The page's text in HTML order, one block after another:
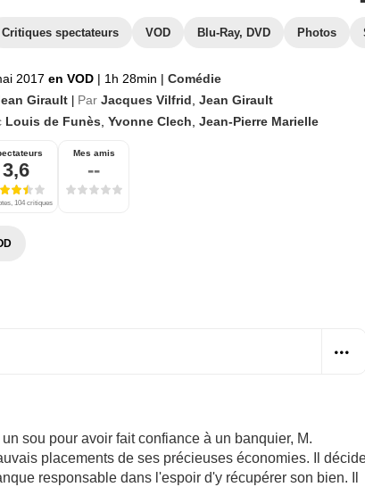
Critiques spectateurs VOD Blu-Ray, DVD Photos
2017 en VOD | 1h 28min | Comédie
Girault Par Jacques Vilfrid Jean Girault
Louis de Funès Yvonne Clech Jean-Pierre Marielle
3,6
104 critiques
Mes amis
--
sou pour avoir fait confiance à un banquier, M.
placements de ses précieuses économies. Il
responsable dans l'espoir d'y récupérer son bien. Il